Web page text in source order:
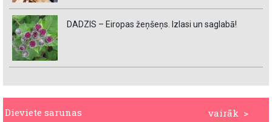
DADZIS – Eiropas žeņšeņs. Izlasi un saglabā!
vairāk >
Dieviete sarunas